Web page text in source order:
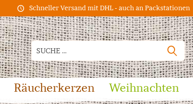
Schneller Versand mit DHL - auch an Packstationen
Räucherkerzen Weihnachten